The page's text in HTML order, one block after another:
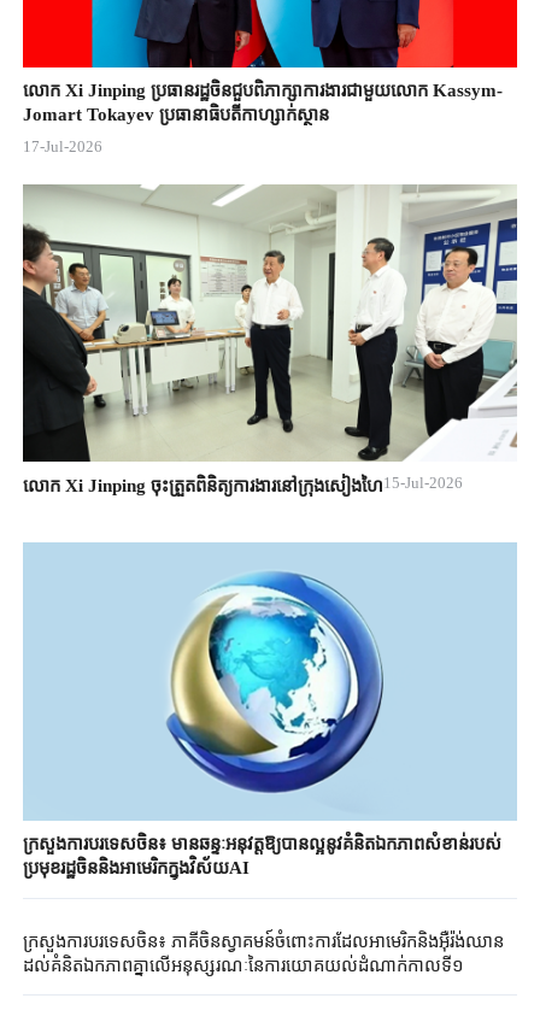
លោក Xi Jinping ប្រធានរដ្ឋចិន​ជួបពិភាក្សា​ការងារជាមួយ​លោក Kassym-
Jomart ​Tokayev ​ប្រធានាធិបតី​កាហ្សាក់ស្ថាន​
17-Jul-2026
លោក Xi Jinping ចុះត្រួតពិនិត្យការងារនៅក្រុងសៀងហៃ15-Jul-2026
ក្រសួងការបរទេសចិន៖ មានឆន្ទៈអនុវត្តឱ្យបានល្អនូវគំនិតឯកភាពសំខាន់របស់
ប្រមុខរដ្ឋចិននិងអាមេរិកក្នុងវិស័យAI
ក្រសួងការបរទេសចិន៖ ភាគីចិនស្វាគមន៍ចំពោះការដែលអាមេរិកនិងអ៊ឺរ៉ង់ឈាន
ដល់គំនិតឯកភាពគ្នាលើអនុស្សរណៈនៃការយោគយល់ដំណាក់កាលទី១